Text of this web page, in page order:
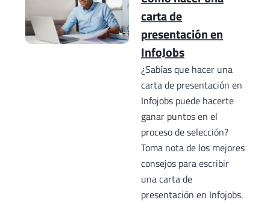
carta de
presentación en
InfoJobs
¿Sabías que hacer una
carta de presentación en
Infojobs puede hacerte
ganar puntos en el
proceso de selección?
Toma nota de los mejores
consejos para escribir
una carta de
presentación en Infojobs.